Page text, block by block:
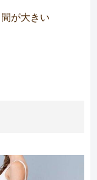
が大きい